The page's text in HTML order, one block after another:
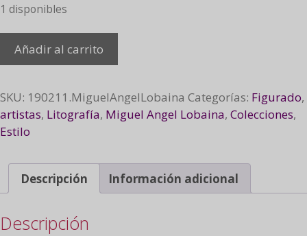
1 disponibles
II,
2005
cantidad
Añadir al carrito
SKU: 190211.MiguelAngelLobaina Categorías: Figurado,
artistas, Litografía, Miguel Angel Lobaina, Colecciones,
Estilo
Descripción Información adicional
Descripción